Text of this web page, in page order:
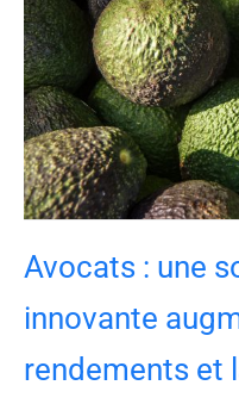
Avocats : une
innovante
rendements et